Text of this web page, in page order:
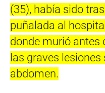
(35), había sido
puñalada al
donde murió antes
las graves lesiones
abdomen.